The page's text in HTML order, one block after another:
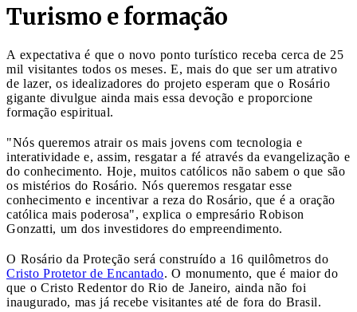
Turismo e formação
A expectativa é que o novo ponto turístico receba cerca de 25
mil visitantes todos os meses. E, mais do que ser um atrativo
de lazer, os idealizadores do projeto esperam que o Rosário
gigante divulgue ainda mais essa devoção e proporcione
formação espiritual.
"Nós queremos atrair os mais jovens com tecnologia e
interatividade e, assim, resgatar a fé através da evangelização e
do conhecimento. Hoje, muitos católicos não sabem o que são
os mistérios do Rosário. Nós queremos resgatar esse
conhecimento e incentivar a reza do Rosário, que é a oração
católica mais poderosa", explica o empresário Robison
Gonzatti, um dos investidores do empreendimento.
O Rosário da Proteção será construído a 16 quilômetros do
Cristo Protetor de Encantado. O monumento, que é maior do
que o Cristo Redentor do Rio de Janeiro, ainda não foi
inaugurado, mas já recebe visitantes até de fora do Brasil.